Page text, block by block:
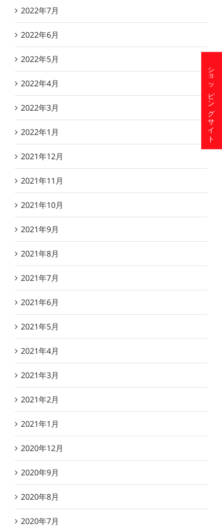
2022年7月
2022年6月
2022年5月
2022年4月
2022年3月
2022年1月
2021年12月
2021年11月
2021年10月
2021年9月
2021年8月
2021年7月
2021年6月
2021年5月
2021年4月
2021年3月
2021年2月
2021年1月
2020年12月
2020年9月
2020年8月
2020年7月
ショッピングサイト